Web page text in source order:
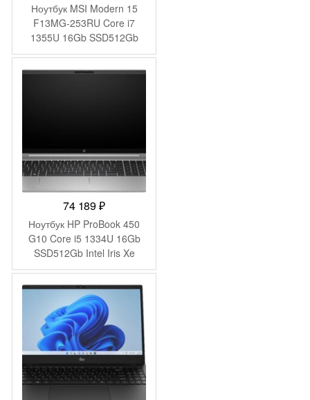
Ноутбук MSI Modern 15
F13MG-253RU Core i7
1355U 16Gb SSD512Gb
Intel Iris Xe graphics 15.6″
IPS FHD (1920×1080)
74 189₽
Ноутбук HP ProBook 450
G10 Core i5 1334U 16Gb
SSD512Gb Intel Iris Xe
graphics 15.6″ IPS FHD
(1920×1080) Windows 11
Pro 64 silver WiFi BT Cam
(9C4H1UT)